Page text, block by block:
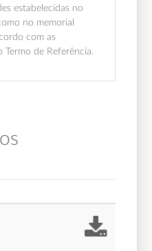
estabelecidas no
no memorial
com as
Termo de Referência.